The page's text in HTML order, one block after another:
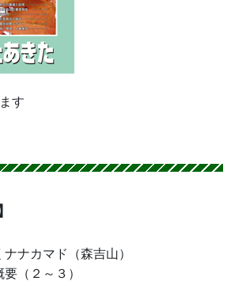
す
ナカマド（森吉山）
（２～３）